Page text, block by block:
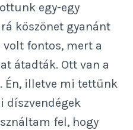
egy-egy
köszönet gyanánt
volt fontos, mert a
átadták. Ott van a
Én, illetve mi tettünk
díszvendégek
fel, hogy